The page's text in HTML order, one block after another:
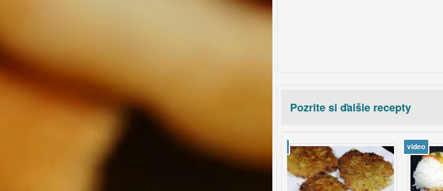
Pozrite si ďalšie recepty
video video